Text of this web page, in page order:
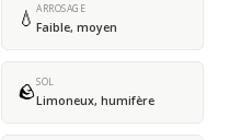
💧 ARROSAGE
Faible, moyen
🪨SOL
Limoneux, humifère